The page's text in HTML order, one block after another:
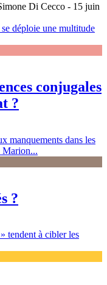
Di Cecco - 15 juin
déploie une multitude
conjugales
?
manquements dans les
Marion...
?
tendent à cibler les